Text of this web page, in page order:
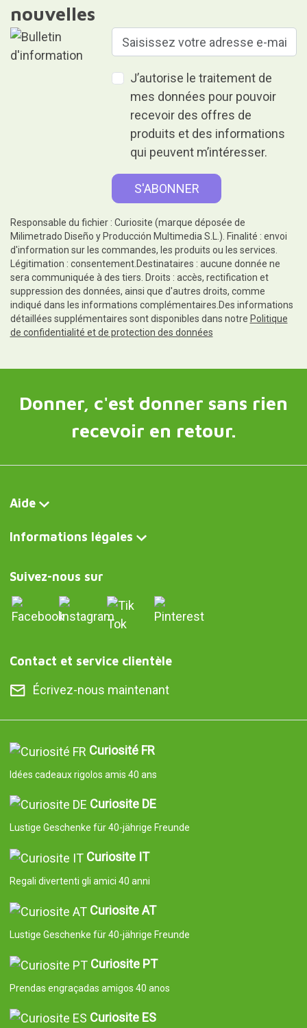
nouvelles
J’autorise le traitement de
mes données pour pouvoir
recevoir des offres de
produits et des informations
qui peuvent m’intéresser.
Responsable du fichier : Curiosite (marque déposée de
Milimetrado Diseño y Producción Multimedia S.L.). Finalité : envoi
d'information sur les commandes, les produits ou les services.
Légitimation : consentement.Destinataires : aucune donnée ne
sera communiquée à des tiers. Droits : accès, rectification et
suppression des données, ainsi que d'autres droits, comme
indiqué dans les informations complémentaires.Des informations
détaillées supplémentaires sont disponibles dans notre Politique
de confidentialité et de protection des données
Donner, c'est donner sans rien
recevoir en retour.
Aide
Informations légales
Suivez-nous sur
Contact et service clientèle
Écrivez-nous maintenant
Curiosité FR
Idées cadeaux rigolos amis 40 ans
Curiosite DE
Lustige Geschenke für 40-jährige Freunde
Curiosite IT
Regali divertenti gli amici 40 anni
Curiosite AT
Lustige Geschenke für 40-jährige Freunde
Curiosite PT
Prendas engraçadas amigos 40 anos
Curiosite ES